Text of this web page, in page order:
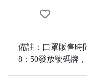
備註：口罩販售時
8：50發放號碼牌